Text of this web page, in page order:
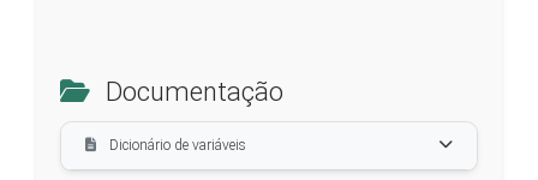
Documentação
Dicionário de variáveis